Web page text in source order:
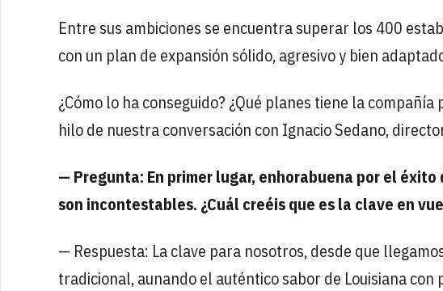
Entre sus ambiciones se encuentra superar los 400
con un plan de expansión sólido, agresivo y bien
¿Cómo lo ha conseguido? ¿Qué planes tiene la
hilo de nuestra conversación con Ignacio Sedano,
— Pregunta: En primer lugar, enhorabuena por el éxito
son incontestables. ¿Cuál creéis que es la clave en
— Respuesta: La clave para nosotros, desde que
tradicional, aunando el auténtico sabor de Louisiana